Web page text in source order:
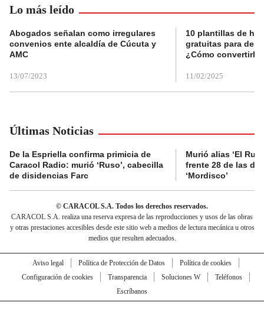
Lo más leído
Abogados señalan como irregulares
convenios ente alcaldía de Cúcuta y
AMC
13/07/2023
10 plantillas de
gratuitas para
¿Cómo convertirla
11/02/2025
Últimas Noticias
De la Espriella confirma primicia de
Caracol Radio: murió ‘Ruso’, cabecilla
de disidencias Farc
Murió alias ‘El
frente 28 de las
‘Mordisco’
© CARACOL S.A. Todos los derechos reservados.
CARACOL S.A. realiza una reserva expresa de las reproducciones y usos de las obras
y otras prestaciones accesibles desde este sitio web a medios de lectura mecánica u otros
medios que resulten adecuados.
Aviso legal Política de Protección de Datos
Política de cookies
Configuración de cookies
Transparencia Soluciones W
Teléfonos
Escríbanos